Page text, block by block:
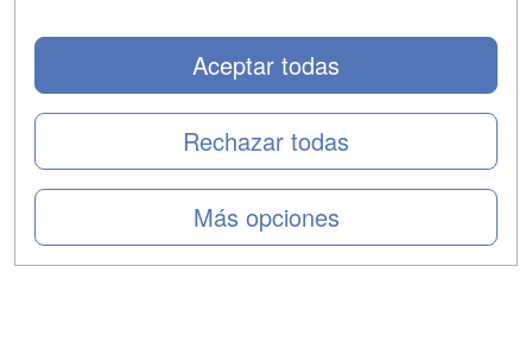
Más opciones
Rechazar todas
Aceptar todas